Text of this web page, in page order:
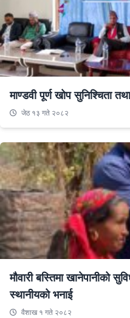
माण्डवी पूर्ण खोप सुनिश्चिता
जेठ १३ गते २०८२
मौवारी बस्तिमा खानेपानीको
स्थानीयको भनाई
वैशाख १ गते २०८२